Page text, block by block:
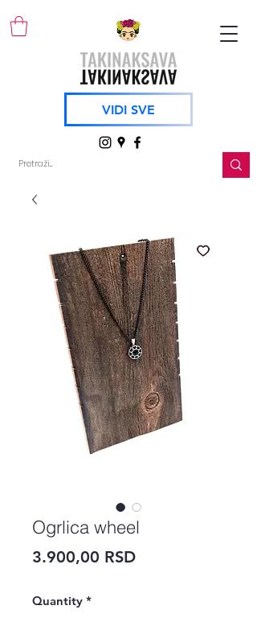
VIDI SVE
Ogrlica wheel
3.900,00 RSDPrice
Quantity *